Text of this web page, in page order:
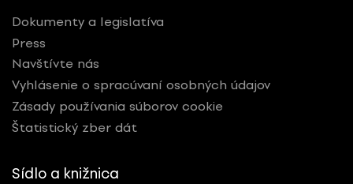
Dokumenty a legislatíva
Press
Navštívte nás
Vyhlásenie o spracúvaní osobných údajov
Zásady používania súborov cookie
Štatistický zber dát
Sídlo a knižnica